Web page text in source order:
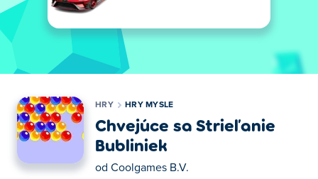
HRY HRY MYSLE
Chvejúce sa Strieľanie
Bubliniek
od Coolgames B.V.